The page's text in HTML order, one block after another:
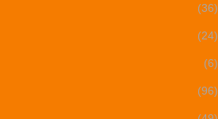
(36)
(24)
(6)
(96)